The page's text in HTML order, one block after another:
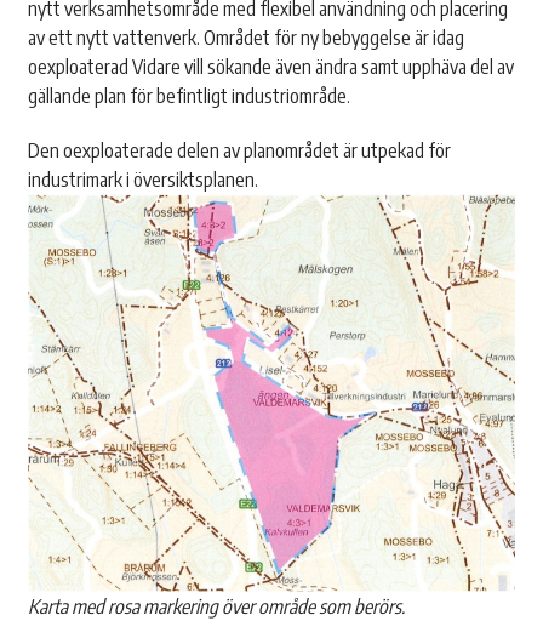
nytt verksamhetsområde med flexibel användning och placering
av ett nytt vattenverk. Området för ny bebyggelse är idag
oexploaterad Vidare vill sökande även ändra samt upphäva del av
gällande plan för befintligt industriområde.
Den oexploaterade delen av planområdet är utpekad för
industrimark i översiktsplanen.
Karta med rosa markering över område som berörs.